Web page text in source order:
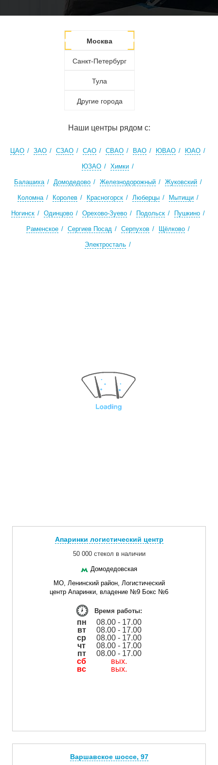
Москва
Санкт-Петербург
Тула
Другие города
Наши центры рядом с:
ЦАО ЗАО СЗАО САО СВАО ВАО ЮВАО ЮАО
ЮЗАО Химки
Балашиха Домодедово Железнодорожный Жуковский
Коломна Королев Красногорск Люберцы Мытищи
Ногинск Одинцово Орехово-Зуево Подольск Пушкино
Раменское Сергиев Посад Серпухов Щёлково
Электросталь
Апаринки логистический центр
50 000 стекол в наличии
Домодедовская
МО, Ленинский район, Логистический
центр Апаринки, владение №9 Бокс №6
Время работы:
пн
08.00 - 17.00
вт
08.00 - 17.00
ср
08.00 - 17.00
чт
08.00 - 17.00
пт
08.00 - 17.00
сб
вых.
вс
вых.
Варшавское шоссе, 97